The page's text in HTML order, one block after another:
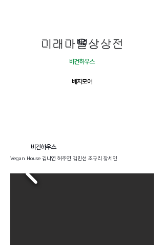
비건
비건하우스
베지모어
비건하우스
Vegan House 김나연 허주연 김민선 조규리 장세인